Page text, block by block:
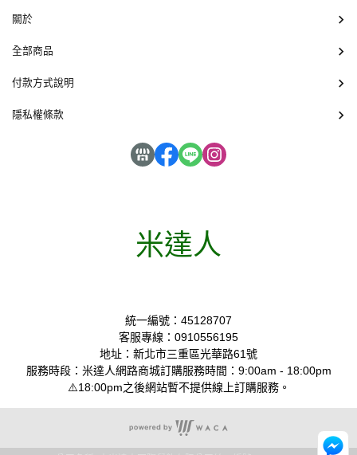
米達人
統一編號：45128707
客服專線：0910556195
地址：新北市三重區光華路61號
服務時段：米達人網路商城訂購服務時間：9:00am - 18:00pm
⚠️18:00pm之後網站暫不提供線上訂購服務。
關於
全部商品
付款方式說明
隱私權條款